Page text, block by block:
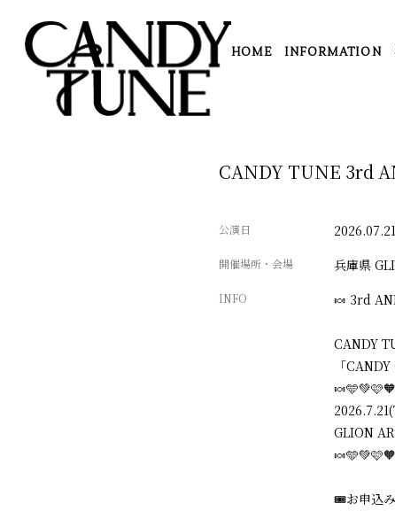
HOME INFORMATION
CANDY TUNE 3rd
公演日 2026.07.21
開催場所・会場 兵庫県
INFO 🍬 3rd
CANDY
「
GLION
🎟️お申込